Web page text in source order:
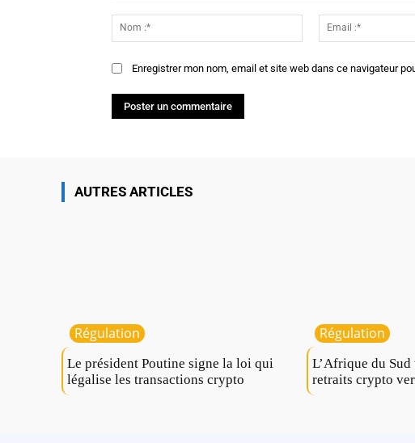
:*
Enregistrer mon nom, email et site web dans ce navigateur
AUTRES ARTICLES
Régulation
Le président Poutine signe la loi qui
légalise les transactions crypto
Régulation
L’Afrique du
retraits crypto